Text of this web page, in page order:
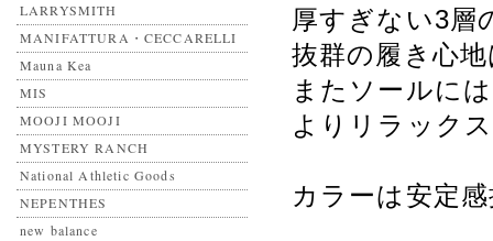
LARRYSMITH
MANIFATTURA・CECCARELLI
Mauna Kea
MIS
MOOJI MOOJI
MYSTERY RANCH
National Athletic Goods
NEPENTHES
new balance
厚すぎない3層
抜群の履き心
またソールに
よりリラック
カラーは安定